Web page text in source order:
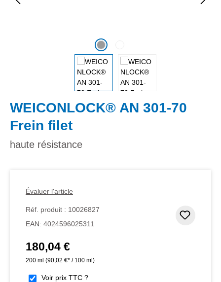
WEICONLOCK® AN 301-70
Frein filet
haute résistance
Évaluer l'article
Réf. produit : 10026827
EAN: 4024596025311
Prix régulier :
180,04 €
200 ml (90,02 €* / 100 ml)
Voir prix TTC ?